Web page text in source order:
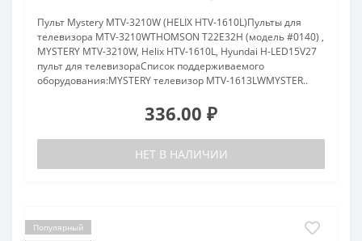
Пульт Mystery MTV-3210W (HELIX HTV-1610L)Пульты для
телевизора MTV-3210WTHOMSON T22E32H (модель #0140) ,
MYSTERY MTV-3210W, Helix HTV-1610L, Hyundai H-LED15V27
пульт для телевизораCписок поддерживаемого
оборудования:MYSTERY телевизор MTV-1613LWMYSTER..
336.00 ₽
НЕТ В НАЛИЧИИ
Популярный